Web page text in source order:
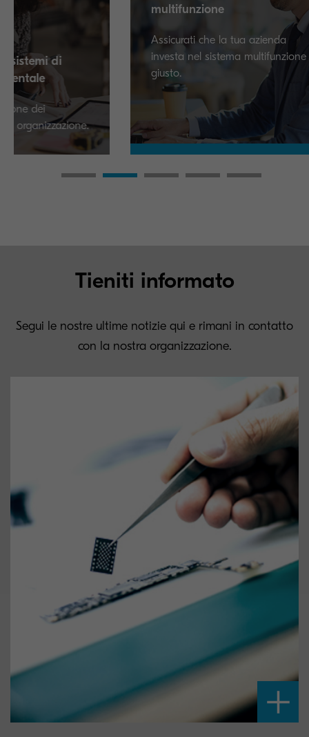
di
multifunzione
Assicurati che la tua azienda
investa nel sistema multifunzione
Tieniti informato
Segui le nostre ultime notizie qui e rimani in contatto
con la nostra organizzazione.